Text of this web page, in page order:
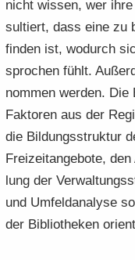
nicht wis­sen, wer
sul­tiert, dass eine zu
fin­den ist, wo­durch
spro­chen fühlt.
nom­men wer­den.
Fak­to­ren aus der
die Bil­dungs­struk­tur
Frei­zeit­an­ge­bo­te,
lung der
und Um­feld­ana­ly­se
der Bi­blio­the­ken